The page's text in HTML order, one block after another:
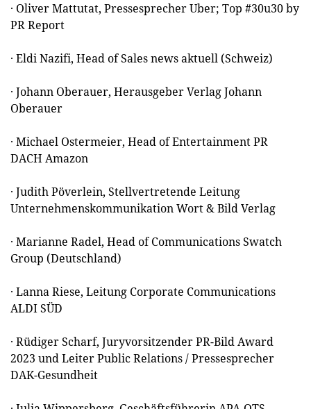
· Oliver Mattutat, Pressesprecher Uber; Top #30u30 by
PR Report
· Eldi Nazifi, Head of Sales news aktuell (Schweiz)
· Johann Oberauer, Herausgeber Verlag Johann
Oberauer
· Michael Ostermeier, Head of Entertainment PR
DACH Amazon
· Judith Pöverlein, Stellvertretende Leitung
Unternehmenskommunikation Wort & Bild Verlag
· Marianne Radel, Head of Communications Swatch
Group (Deutschland)
· Lanna Riese, Leitung Corporate Communications
ALDI SÜD
· Rüdiger Scharf, Juryvorsitzender PR-Bild Award
2023 und Leiter Public Relations / Pressesprecher
DAK-Gesundheit